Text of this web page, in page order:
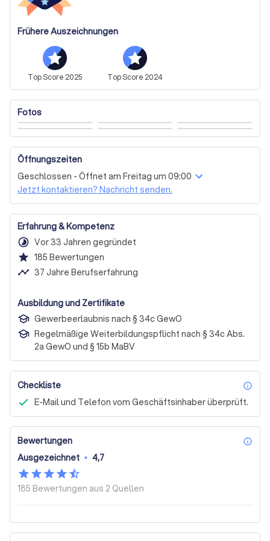
Angebot.
Frühere Auszeichnungen
TopScore 2025 TopScore 2024
Fotos
Öffnungszeiten
Geschlossen - Öffnet am Freitag um 09:00
Jetzt kontaktieren? Nachricht senden.
Erfahrung & Kompetenz
timelapse Vor 33 Jahren gegründet
star 185 Bewertungen
timeline 37 Jahre Berufserfahrung
Ausbildung und Zertifikate
Gewerbeerlaubnis nach § 34c GewO
Regelmäßige Weiterbildungspflicht nach § 34c Abs.
2a GewO und § 15b MaBV
Checkliste
E-Mail und Telefon vom Geschäftsinhaber überprüft.
Bewertungen
Ausgezeichnet • 4,7
185 Bewertungen aus 2 Quellen